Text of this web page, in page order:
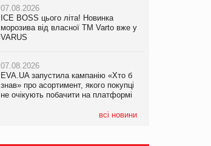
07.08.2026
ICE BOSS цього літа! Новинка
морозива від власної ТМ Varto вже у
VARUS
07.08.2026
EVA.UA запустила кампанію «Хто б
знав» про асортимент, якого покупці
не очікують побачити на платформі
всі новини
06.08.2026
Смачна новинка для хвостатих: у
VARUS з’явилися паучі Varto Paw
05.08.2026
Мережа супермаркетів VARUS купує
мережу магазинів формату
компанія налічуватиме 374 магазини
07.08.2026
Франція заборонила рекламні дзвінки